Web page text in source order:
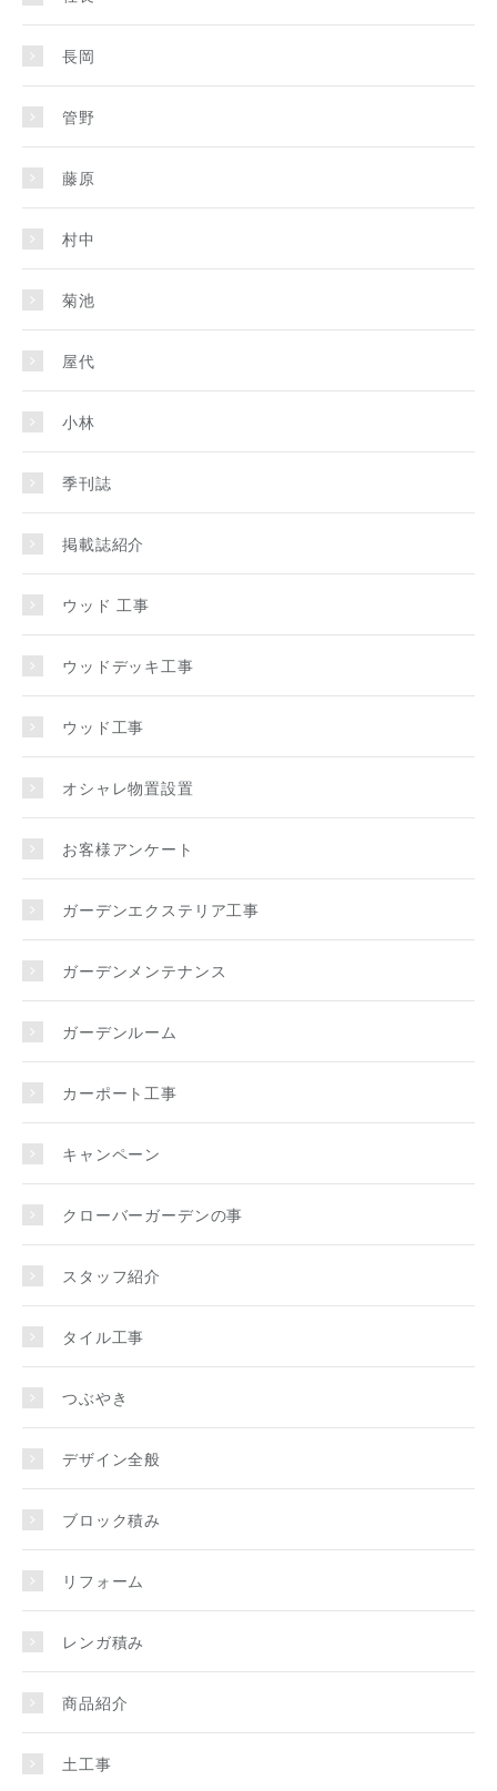
長岡
管野
藤原
村中
菊池
屋代
小林
季刊誌
掲載誌紹介
ウッド 工事
ウッドデッキ工事
ウッド工事
オシャレ物置設置
お客様アンケート
ガーデンエクステリア工事
ガーデンメンテナンス
ガーデンルーム
カーポート工事
キャンペーン
クローバーガーデンの事
スタッフ紹介
タイル工事
つぶやき
デザイン全般
ブロック積み
リフォーム
レンガ積み
商品紹介
土工事